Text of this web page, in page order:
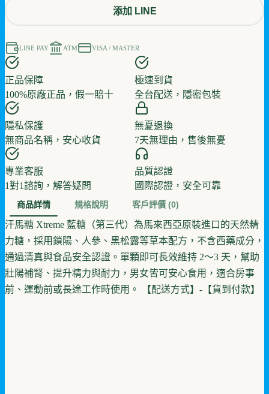
添加 LINE
LINE PAY ATM VISA / MASTER
正品保障
100%原廠正品，假一賠十
極速到貨
全台配送，隱密包裝
隱私保護
無商品名稱，安心收貨
無憂退換
7天無理由，售後無憂
專業客服
1對1諮詢，解答疑問
品質認證
國際認證，安全可靠
商品詳情 規格說明 客戶評價 (0)
汗馬糖 Xtreme 藍糖（第三代）為馬來西亞原裝進口的天然精
力糖，採用鎖陽、人參、黑松露等草本配方，不含西藥成分，
通過清真與食品安全認證。單顆即可長效維持 2～3 天，幫助
壯陽補腎、提升精力與耐力，男女皆可安心食用，適合房事
前、運動前或長途工作時使用。 【配送方式】-【貨到付款】